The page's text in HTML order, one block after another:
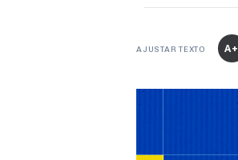
AJUSTAR TEXTO A+